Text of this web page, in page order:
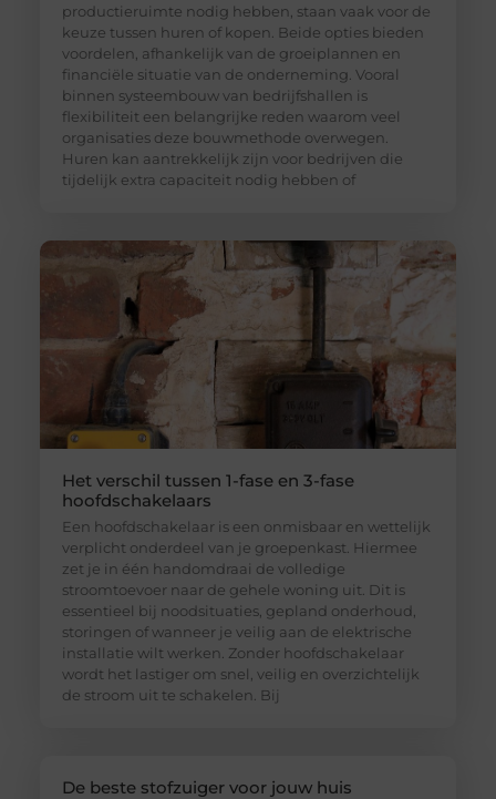
productieruimte nodig hebben, staan vaak voor de
keuze tussen huren of kopen. Beide opties bieden
voordelen, afhankelijk van de groeiplannen en
financiële situatie van de onderneming. Vooral
binnen systeembouw van bedrijfshallen is
flexibiliteit een belangrijke reden waarom veel
organisaties deze bouwmethode overwegen.
Huren kan aantrekkelijk zijn voor bedrijven die
tijdelijk extra capaciteit nodig hebben of
Het verschil tussen 1-fase en 3-fase
hoofdschakelaars
Een hoofdschakelaar is een onmisbaar en wettelijk
verplicht onderdeel van je groepenkast. Hiermee
zet je in één handomdraai de volledige
stroomtoevoer naar de gehele woning uit. Dit is
essentieel bij noodsituaties, gepland onderhoud,
storingen of wanneer je veilig aan de elektrische
installatie wilt werken. Zonder hoofdschakelaar
wordt het lastiger om snel, veilig en overzichtelijk
de stroom uit te schakelen. Bij
De beste stofzuiger voor jouw huis